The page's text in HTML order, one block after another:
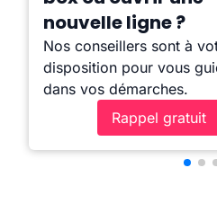
nouvelle ligne ?
Nos conseillers sont à
disposition pour vous
dans vos démarches.
Rappel gratuit